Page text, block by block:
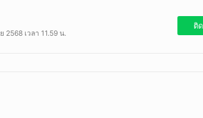
นในอำเภอน้ำยืน ขณะที่ชาวบ้านออกหาเห็ดตกใจเจอกระสุ
รวจสอบพร้อมทำลายบนภูเขา
2568 เวลา 11.59 น.
ติ